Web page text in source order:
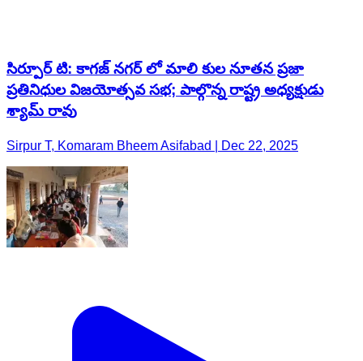
సిర్పూర్ టి: కాగజ్ నగర్ లో మాలి కుల నూతన ప్రజా
ప్రతినిధుల విజయోత్సవ సభ; పాల్గొన్న రాష్ట్ర అధ్యక్షుడు
శ్యామ్ రావు
Sirpur T, Komaram Bheem Asifabad | Dec 22, 2025